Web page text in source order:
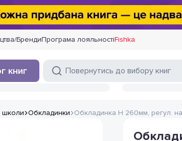
БрендиПрограма лояльностіFishka
книг
школи Обкладинки Обкладинка Н 260мм, регул.